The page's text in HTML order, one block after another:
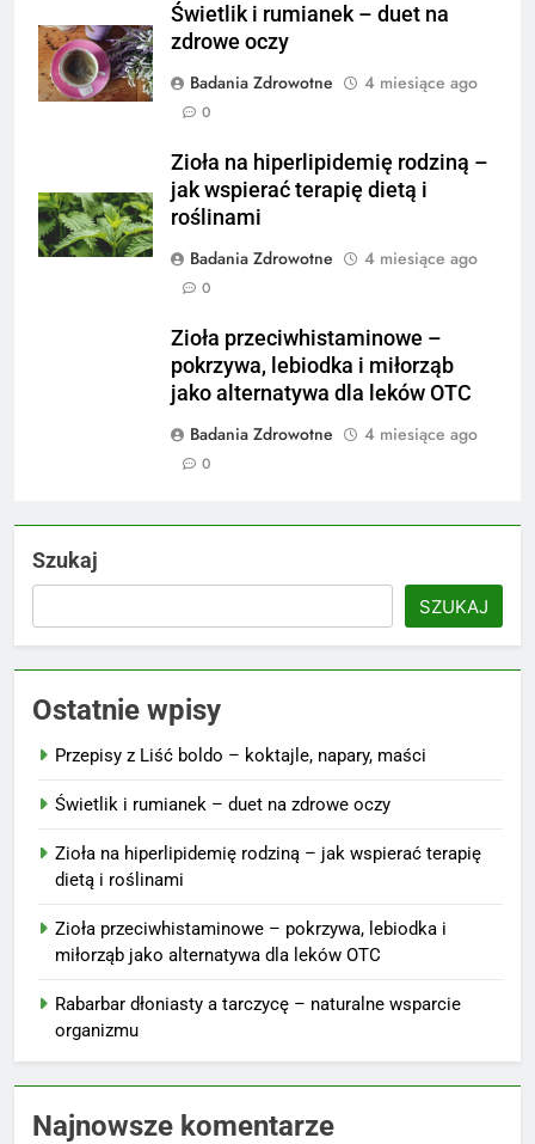
Świetlik i rumianek – duet na
zdrowe oczy
Badania Zdrowotne
4 miesiące ago
0
Zioła na hiperlipidemię rodziną –
jak wspierać terapię dietą i
roślinami
Badania Zdrowotne
4 miesiące ago
0
Zioła przeciwhistaminowe –
pokrzywa, lebiodka i miłorząb
jako alternatywa dla leków OTC
Badania Zdrowotne
4 miesiące ago
0
Szukaj
SZUKAJ
Ostatnie wpisy
Przepisy z Liść boldo – koktajle, napary, maści
Świetlik i rumianek – duet na zdrowe oczy
Zioła na hiperlipidemię rodziną – jak wspierać terapię
dietą i roślinami
Zioła przeciwhistaminowe – pokrzywa, lebiodka i
miłorząb jako alternatywa dla leków OTC
Rabarbar dłoniasty a tarczycę – naturalne wsparcie
organizmu
Najnowsze komentarze